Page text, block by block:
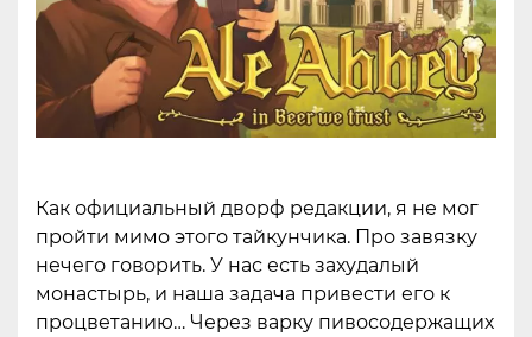
Как официальный дворф редакции, я не мог
пройти мимо этого тайкунчика. Про завязку
нечего говорить. У нас есть захудалый
монастырь, и наша задача привести его к
процветанию… Через варку пивосодержащих